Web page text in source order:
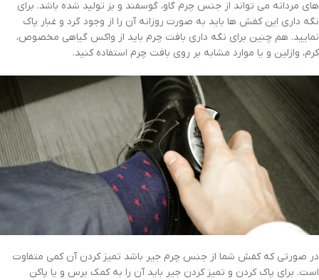
های مردانه می تواند از جنس چرم گاو، گوسفند و بز تولید شده باشد. برای
نگه داری این کفش ها باید به صورت روزانه آن را از وجود گرد و غبار پاک
نمایید. هم چنین برای نگه داری بافت چرم باید از واکس گیاهی مخصوص،
کرم، وازلین و یا موارد مشابه بر روی بافت چرم استفاده کنید.
در صورتی که کفش شما از جنس چرم جیر باشد تمیز کردن آن کمی متفاوت
است. برای پاک کردن و تمیز کردن جیر باید آن را به کمک برس و یا پاکن